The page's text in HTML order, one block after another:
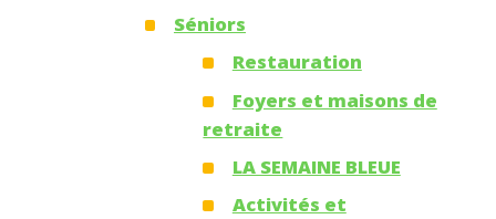
Séniors
Restauration
Foyers et maisons de
retraite
LA SEMAINE BLEUE
Activités et